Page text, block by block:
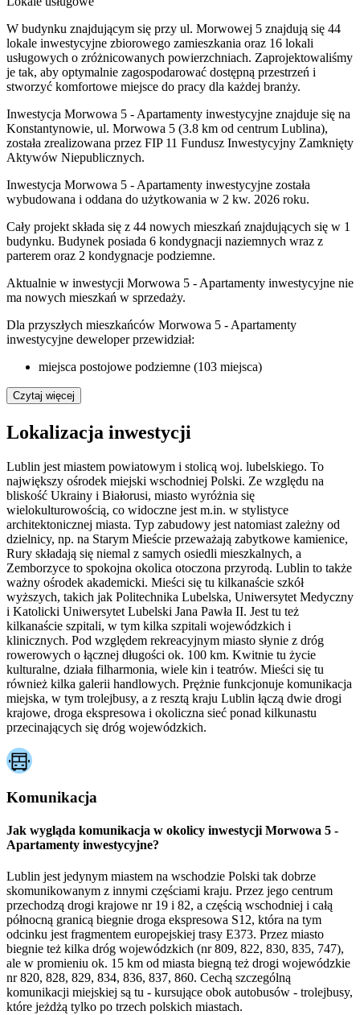
W budynku znajdującym się przy ul. Morwowej 5 znajdują się 44
lokale inwestycyjne zbiorowego zamieszkania oraz 16 lokali
usługowych o zróżnicowanych powierzchniach. Zaprojektowaliśmy
je tak, aby optymalnie zagospodarować dostępną przestrzeń i
stworzyć komfortowe miejsce do pracy dla każdej branży.
Inwestycja Morwowa 5 - Apartamenty inwestycyjne znajduje się na
Konstantynowie, ul. Morwowa 5 (3.8 km od centrum Lublina),
została zrealizowana przez FIP 11 Fundusz Inwestycyjny Zamknięty
Aktywów Niepublicznych.
Inwestycja Morwowa 5 - Apartamenty inwestycyjne została
wybudowana i oddana do użytkowania w 2 kw. 2026 roku.
Cały projekt składa się z 44 nowych mieszkań znajdujących się w 1
budynku. Budynek posiada 6 kondygnacji naziemnych wraz z
parterem oraz 2 kondygnacje podziemne.
Aktualnie w inwestycji Morwowa 5 - Apartamenty inwestycyjne nie
ma nowych mieszkań w sprzedaży.
Dla przyszłych mieszkańców Morwowa 5 - Apartamenty
inwestycyjne deweloper przewidział:
miejsca postojowe podziemne (103 miejsca)
Czytaj więcej
Lokalizacja inwestycji
Lublin jest miastem powiatowym i stolicą woj. lubelskiego. To
największy ośrodek miejski wschodniej Polski. Ze względu na
bliskość Ukrainy i Białorusi, miasto wyróżnia się
wielokulturowością, co widoczne jest m.in. w stylistyce
architektonicznej miasta. Typ zabudowy jest natomiast zależny od
dzielnicy, np. na Starym Mieście przeważają zabytkowe kamienice,
Rury składają się niemal z samych osiedli mieszkalnych, a
Zemborzyce to spokojna okolica otoczona przyrodą. Lublin to także
ważny ośrodek akademicki. Mieści się tu kilkanaście szkół
wyższych, takich jak Politechnika Lubelska, Uniwersytet Medyczny
i Katolicki Uniwersytet Lubelski Jana Pawła II. Jest tu też
kilkanaście szpitali, w tym kilka szpitali wojewódzkich i
klinicznych. Pod względem rekreacyjnym miasto słynie z dróg
rowerowych o łącznej długości ok. 100 km. Kwitnie tu życie
kulturalne, działa filharmonia, wiele kin i teatrów. Mieści się tu
również kilka galerii handlowych. Prężnie funkcjonuje komunikacja
miejska, w tym trolejbusy, a z resztą kraju Lublin łączą dwie drogi
krajowe, droga ekspresowa i okoliczna sieć ponad kilkunastu
przecinających się dróg wojewódzkich.
Komunikacja
Jak wygląda komunikacja w okolicy inwestycji Morwowa 5 -
Apartamenty inwestycyjne?
Lublin jest jedynym miastem na wschodzie Polski tak dobrze
skomunikowanym z innymi częściami kraju. Przez jego centrum
przechodzą drogi krajowe nr 19 i 82, a częścią wschodniej i całą
północną granicą biegnie droga ekspresowa S12, która na tym
odcinku jest fragmentem europejskiej trasy E373. Przez miasto
biegnie też kilka dróg wojewódzkich (nr 809, 822, 830, 835, 747),
ale w promieniu ok. 15 km od miasta biegną też drogi wojewódzkie
nr 820, 828, 829, 834, 836, 837, 860. Cechą szczególną
komunikacji miejskiej są tu - kursujące obok autobusów - trolejbusy,
które jeżdżą tylko po trzech polskich miastach.